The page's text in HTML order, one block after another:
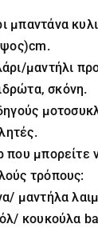
μπαντάνα
μαντήλι
σκόνη.
που μπορείτε
τρόπους:
μαντήλα
κουκούλα